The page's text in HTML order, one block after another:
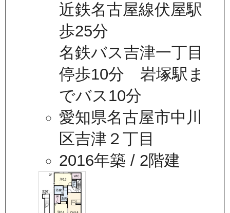
近鉄名古屋線伏屋駅
歩25分
名鉄バス吉津一丁目
停歩10分 岩塚駅ま
でバス10分
愛知県名古屋市中川
区吉津２丁目
2016年築 / 2階建